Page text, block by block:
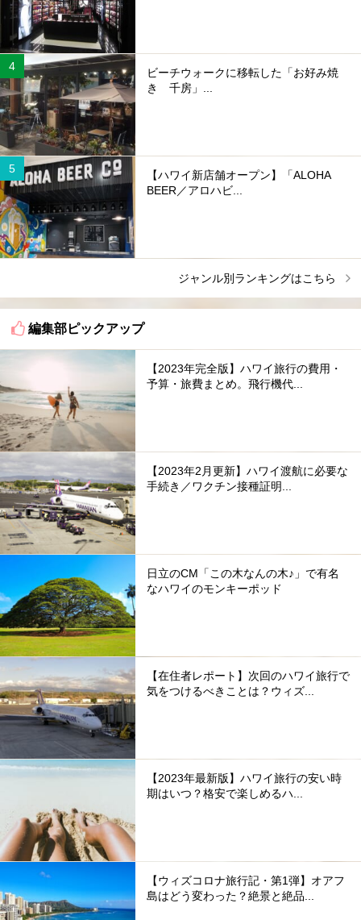
ビーチウォークに移転した「お好み焼
き 千房」...
【ハワイ新店舗オープン】「ALOHA
BEER／アロハビ...
ジャンル別ランキングはこちら
編集部ピックアップ
【2023年完全版】ハワイ旅行の費用・
予算・旅費まとめ。飛行機代...
【2023年2月更新】ハワイ渡航に必要な
手続き／ワクチン接種証明...
日立のCM「この木なんの木♪」で有名
なハワイのモンキーポッド
【在住者レポート】次回のハワイ旅行で
気をつけるべきことは？ウィズ...
【2023年最新版】ハワイ旅行の安い時
期はいつ？格安で楽しめるハ...
【ウィズコロナ旅行記・第1弾】オアフ
島はどう変わった？絶景と絶品...